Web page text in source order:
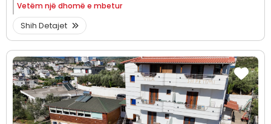
Vetëm një dhomë e mbetur
Shih Detajet